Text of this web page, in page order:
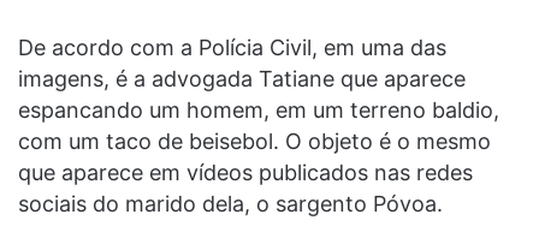
De acordo com a Polícia Civil, em uma das
imagens, é a advogada Tatiane que aparece
espancando um homem, em um terreno baldio,
com um taco de beisebol. O objeto é o mesmo
que aparece em vídeos publicados nas redes
sociais do marido dela, o sargento Póvoa.